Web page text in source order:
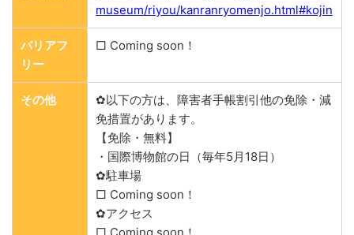
museum/riyou/kanranryomenjo.html#kojin
バリアフ
リー
□ Coming soon！
その他
✿以下の方は、障害者手帳割引他の免除・減
免措置があります。
【免除・無料】
・国際博物館の日（毎年5月18日）
✿駐車場
□ Coming soon！
✿アクセス